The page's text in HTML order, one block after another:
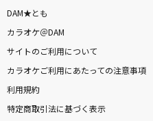
DAM★とも
カラオケ＠DAM
サイトのご利用について
カラオケご利用にあたっての注意事項
利用規約
特定商取引法に基づく表示